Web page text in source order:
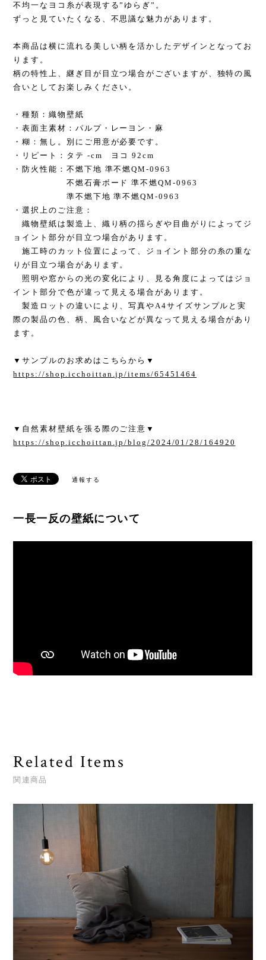
不均一なヨコ糸が表現する”ゆらぎ”。
ずっと見ていたくなる、不思議な魅力があります。
本商品は横に流れる美しい柄を活かしたデザインとなってお
ります。
柄の特性上、継ぎ目が目立つ場合がございますが、独特の風
合いとしてお楽しみください。
・種類：織物壁紙
・表面主素材：パルプ・レーヨン・麻
・糊：無し。別にご用意が必要です。
・リピート：タテ -cm ヨコ 92cm
・防火性能：不燃下地 準不燃QM-0963
不燃石膏ボード 準不燃QM-0963
準不燃下地 準不燃QM-0963
・選択上のご注意：
織物壁紙は製造上、織り柄の揺らぎや目曲がりによってジ
ョイント部分が目立つ場合があります。
施工時のカット位置によって、ジョイント部分の糸の重な
りが目立つ場合があります。
照明や窓からの光の変化により、見る角度によってはジョ
イント部分で色が違って見える場合があります。
製造ロットの違いにより、写真やA4サイズサンプルと実
際の製品の色、柄、風合いなどが異なって見える場合があり
ます。
▼サンプルのお求めはこちらから▼
https://shop.icchoittan.jp/items/65451464
▼自然素材壁紙を張る際のご注意▼
https://shop.icchoittan.jp/blog/2024/01/28/164920
通報する
一長一反の壁紙について
Related Items
関連商品